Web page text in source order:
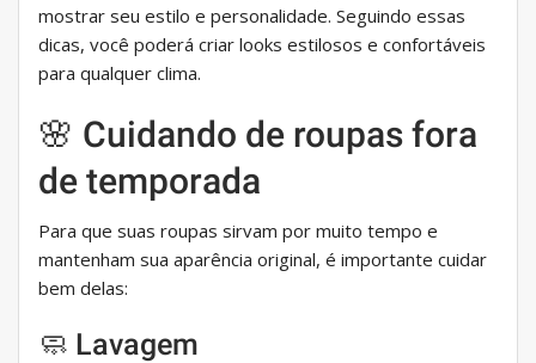
mostrar seu estilo e personalidade. Seguindo essas
dicas, você poderá criar looks estilosos e confortáveis ​​
para qualquer clima.
🌸 Cuidando de roupas fora
de temporada
Para que suas roupas sirvam por muito tempo e
mantenham sua aparência original, é importante cuidar
bem delas:
🧼 Lavagem